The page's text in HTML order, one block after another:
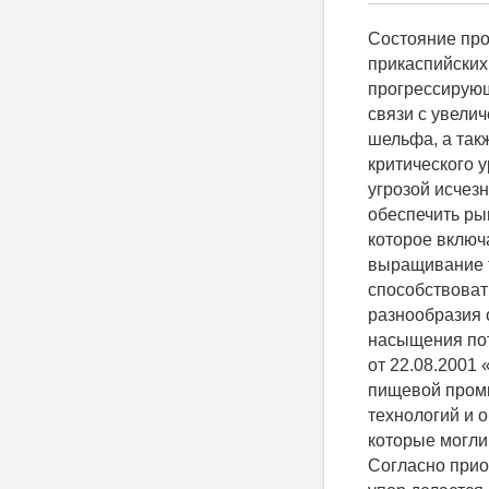
Состояние проблемы Осетровые рыбы являются национальным богатством прикаспийских государств, в том числе и Республики Казахстан. Однако прогрессирующая деградация экосистемы казахстанской части Каспийского моря в связи с увеличением масштабов эксплуатации нефтяных месторождений каспийского шельфа, а также браконьерский лов привели к снижению численности осетровых до критического уровня. Некоторые виды осетровых рыб Каспийского моря находятся под угрозой исчезновения. Сохранить генофонд осетровых в естественных водоемах и обеспечить рынок деликатесной рыбной продукцией позволяет развитие осетроводства, которое включает в себя воспроизводство запасов в естественных водоемах и выращивание товарной продукции. Реализация этого направления будет способствовать решению таких важных проблем, как сохранение биологического разнообразия осетровых, уменьшение их изъятия промыслом при увеличении объемов насыщения потребительского рынка. Указом Президента Республики Казахстан № 10/88 от 22.08.2001 «Об утверждении Программы импортозамещения в отраслях легкой и пищевой промышленности 2001-2003 гг.» была намечена разработка отечественных технологий и образцов продукции пищевой, комбикормовой и легкой промышленности, которые могли бы конкурировать с зарубежными аналогами на региональном рынке. Согласно приоритетам развития агропромышленного комплекса республики, основной упор делается преимущественно на использование местных объектов разведения и выращивания, местного сырья, местных природных ресурсов. Исследования казахстанских ученых-рыбоводов показали, что наиболее перспективным объектом товарного осетроводства Республики Казахстан являются русский осетр (Acipenser gueldenstaedtii Brandt) и его гибриды. Наличие достаточного количества производителей этого вида, заготавливаемых на